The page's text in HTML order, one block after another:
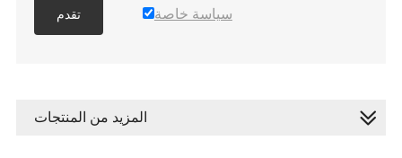
تقدم سياسة خاصة
المزيد من المنتجات